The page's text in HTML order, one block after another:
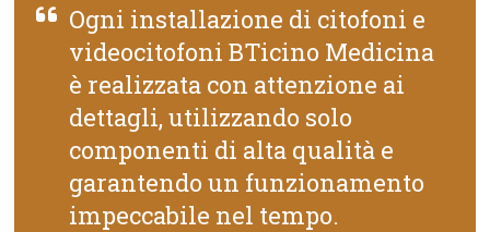
Ogni installazione di citofoni e
videocitofoni BTicino Medicina
è realizzata con attenzione ai
dettagli, utilizzando solo
componenti di alta qualità e
garantendo un funzionamento
impeccabile nel tempo.